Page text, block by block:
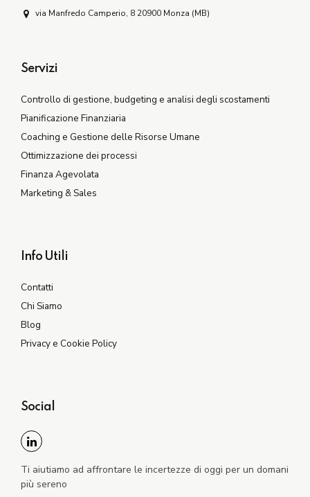
via Manfredo Camperio, 8 20900 Monza (MB)
Servizi
Controllo di gestione, budgeting e analisi degli scostamenti
Pianificazione Finanziaria
Coaching e Gestione delle Risorse Umane
Ottimizzazione dei processi
Finanza Agevolata
Marketing & Sales
Info Utili
Contatti
Chi Siamo
Blog
Privacy e Cookie Policy
Social
Ti aiutiamo ad affrontare le incertezze di oggi per un domani
più sereno